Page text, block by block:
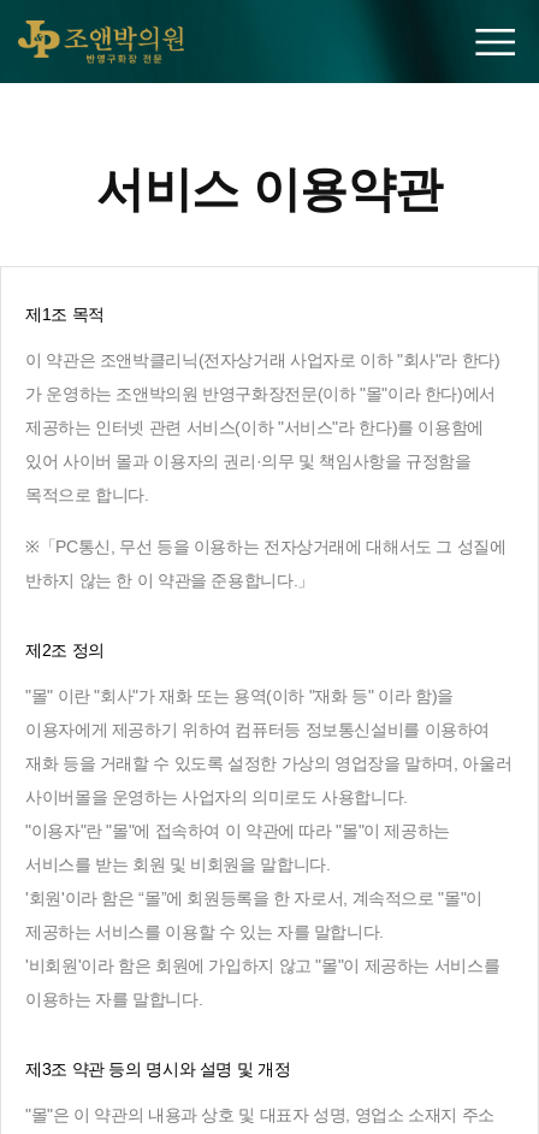
서비스 이용약관
제1조 목적
이 약관은 조앤박클리닉(전자상거래 사업자로 이하 "회사"라 한다)
가 운영하는 조앤박의원 반영구화장전문(이하 "몰"이라 한다)에서
제공하는 인터넷 관련 서비스(이하 "서비스"라 한다)를 이용함에
있어 사이버 몰과 이용자의 권리·의무 및 책임사항을 규정함을
목적으로 합니다.
※「PC통신, 무선 등을 이용하는 전자상거래에 대해서도 그 성질에
반하지 않는 한 이 약관을 준용합니다.」
제2조 정의
"몰" 이란 "회사"가 재화 또는 용역(이하 "재화 등" 이라 함)을
이용자에게 제공하기 위하여 컴퓨터등 정보통신설비를 이용하여
재화 등을 거래할 수 있도록 설정한 가상의 영업장을 말하며, 아울러
사이버몰을 운영하는 사업자의 의미로도 사용합니다.
"이용자"란 "몰"에 접속하여 이 약관에 따라 "몰"이 제공하는
서비스를 받는 회원 및 비회원을 말합니다.
'회원'이라 함은 “몰”에 회원등록을 한 자로서, 계속적으로 "몰"이
제공하는 서비스를 이용할 수 있는 자를 말합니다.
'비회원'이라 함은 회원에 가입하지 않고 "몰"이 제공하는 서비스를
이용하는 자를 말합니다.
제3조 약관 등의 명시와 설명 및 개정
"몰"은 이 약관의 내용과 상호 및 대표자 성명, 영업소 소재지 주소